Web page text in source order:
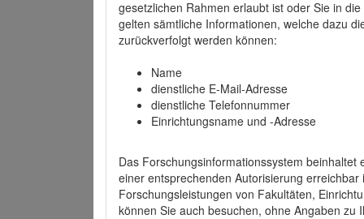
gesetzlichen Rahmen erlaubt ist oder Sie in
gelten sämtliche Informationen, welche dazu
zurückverfolgt werden können:
Name
dienstliche E-Mail-Adresse
dienstliche Telefonnummer
Einrichtungsname und -Adresse
Das Forschungsinformationssystem beinhaltet
einer entsprechenden Autorisierung
Forschungsleistungen von Fakultäten,
können Sie auch besuchen, ohne Angaben zu